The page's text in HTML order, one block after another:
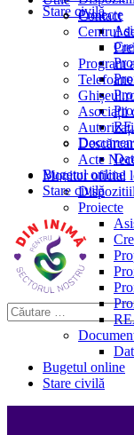
Stare civilă
Proiecte
Bugetul online
Stare civilă
Contact
Centrul
Program
Asociații
Acte
Monitor oficial
Proiecte
Bugetul online
Stare civilă